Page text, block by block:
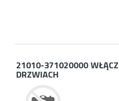
21010-371020000
DRZWIACH